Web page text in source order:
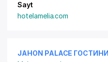
Sayt
hotelamelia.com
JAHON PALACE